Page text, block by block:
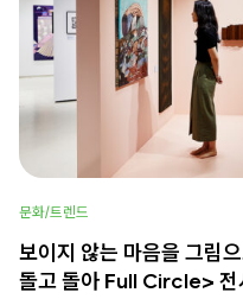
문화/트렌드
보이지 않는 마음을 그림
돌고 돌아 Full Circle> 전